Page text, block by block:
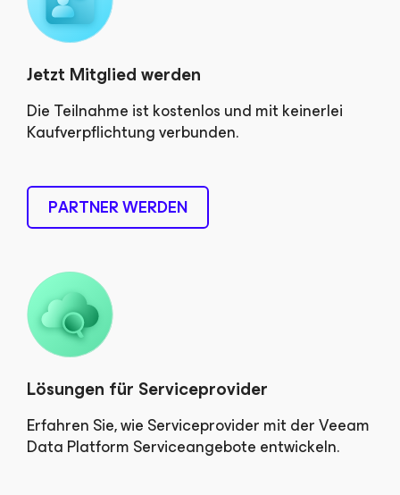
Jetzt Mitglied werden
Die Teilnahme ist kostenlos und mit keinerlei
Kaufverpflichtung verbunden.
PARTNER WERDEN
Lösungen für Serviceprovider
Erfahren Sie, wie Serviceprovider mit der Veeam
Data Platform Serviceangebote entwickeln.